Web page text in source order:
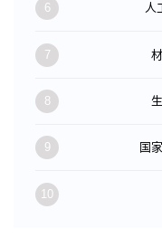
6 人
7
8
9 国
10